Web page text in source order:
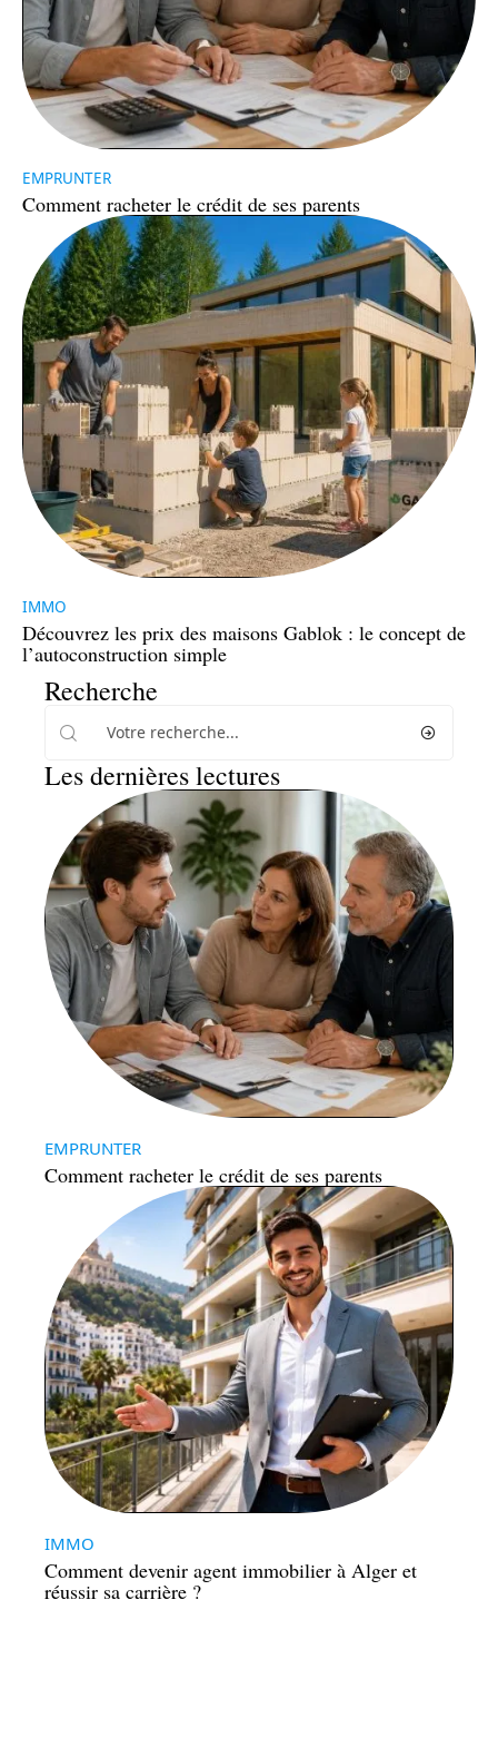
EMPRUNTER
Comment racheter le crédit de ses parents
IMMO
Découvrez les prix des maisons Gablok : le concept de
l’autoconstruction simple
Recherche
Les dernières lectures
EMPRUNTER
Comment racheter le crédit de ses parents
IMMO
Comment devenir agent immobilier à Alger et
réussir sa carrière ?